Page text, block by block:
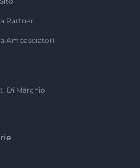
Partner
Ambasciatori
Di Marchio